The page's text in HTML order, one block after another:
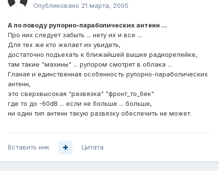
Опубликовано 21 марта, 2005
А по поводу рупорно-параболических антенн ...
Про них следует забыть ... нету их и все ...
Для тех же кто желает их увидеть,
достаточно подъехать к ближайшей вышке радиорелейке,
там такие "махины" ... рупором смотрят в облака ...
Гланая и единственная особенность рупорно-параболических
антенн,
это сверхвысокая "развязка" "фронт_то_бек"
где то до -60dB ... если не больше ... больше,
ни один тип антенн такую развязку обеспечить не может.
Вставить ник Цитата